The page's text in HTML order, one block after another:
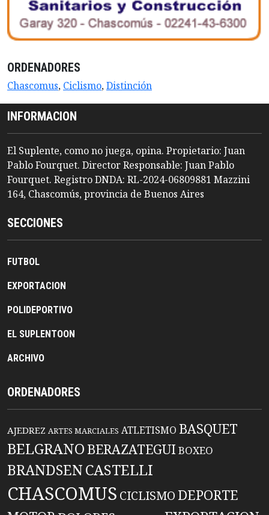
ORDENADORES
Chascomus, Ciclismo,Distinción
INFORMACION
El Suplente, como no juega, opina. Propietario: Juan
Pablo Fourquet. Director Responsable: Juan Pablo
Fourquet. Registro DNDA: RL-2024-06809881 Mazzini
164, Chascomús, provincia de Buenos Aires
SECCIONES
FUTBOL
EXPORTACION
POLIDEPORTIVO
EL SUPLENTOON
ARCHIVO
ORDENADORES
AJEDREZ ARTES MARCIALES ATLETISMO BASQUET
BELGRANO BERAZATEGUIBOXEO
BRANDSENCASTELLI
CHASCOMUS CICLISMO DEPORTE